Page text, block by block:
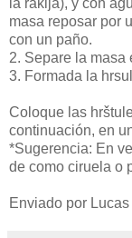
la rakija), y con
masa reposar por
con un paño.
2. Separe la masa
3. Formada la
Coloque las
continuación, en
*Sugerencia: En
de como ciruela o
Enviado por